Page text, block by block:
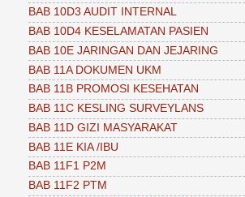
BAB 10D3 AUDIT INTERNAL
BAB 10D4 KESELAMATAN PASIEN
BAB 10E JARINGAN DAN JEJARING
BAB 11A DOKUMEN UKM
BAB 11B PROMOSI KESEHATAN
BAB 11C KESLING SURVEYLANS
BAB 11D GIZI MASYARAKAT
BAB 11E KIA /IBU
BAB 11F1 P2M
BAB 11F2 PTM